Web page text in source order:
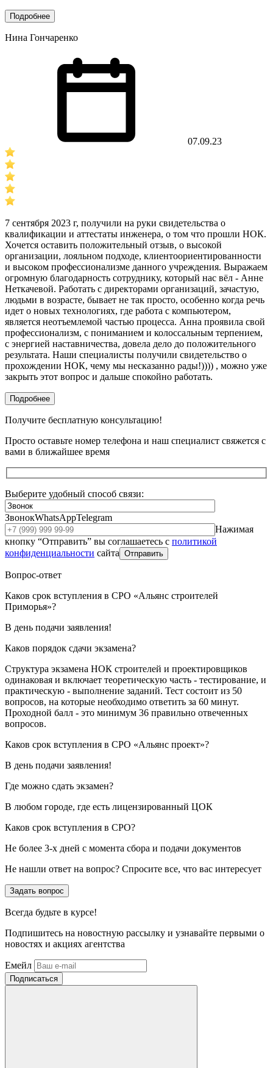
Подробнее
Нина Гончаренко
07.09.23
7 сентября 2023 г, получили на руки свидетельства о
квалификации и аттестаты инженера, о том что прошли НОК.
Хочется оставить положительный отзыв, о высокой
организации, лояльном подходе, клиентоориентированности
и высоком профессионализме данного учреждения. Выражаем
огромную благодарность сотруднику, который нас вёл - Анне
Неткачевой. Работать с директорами организаций, зачастую,
людьми в возрасте, бывает не так просто, особенно когда речь
идет о новых технологиях, где работа с компьютером,
является неотъемлемой частью процесса. Анна проявила свой
профессионализм, с пониманием и колоссальным терпением,
с энергией наставничества, довела дело до положительного
результата. Наши специалисты получили свидетельство о
прохождении НОК, чему мы несказанно рады!)))) , можно уже
закрыть этот вопрос и дальше спокойно работать.
Подробнее
Получите бесплатную консультацию!
Просто оставьте номер телефона и наш специалист свяжется с
вами в ближайшее время
Выберите удобный способ связи:
ЗвонокWhatsAppTelegram
Нажимая
кнопку “Отправить” вы соглашаетесь с политикой
конфиденциальности сайта Отправить
Вопрос-ответ
Каков срок вступления в СРО «Альянс строителей
Приморья»?
В день подачи заявления!
Каков порядок сдачи экзамена?
Структура экзамена НОК строителей и проектировщиков
одинаковая и включает теоретическую часть - тестирование, и
практическую - выполнение заданий. Тест состоит из 50
вопросов, на которые необходимо ответить за 60 минут.
Проходной балл - это минимум 36 правильно отвеченных
вопросов.
Каков срок вступления в СРО «Альянс проект»?
В день подачи заявления!
Где можно сдать экзамен?
В любом городе, где есть лицензированный ЦОК
Каков срок вступления в СРО?
Не более 3-х дней с момента сбора и подачи документов
Не нашли ответ на вопрос? Спросите все, что вас интересует
Задать вопрос
Всегда будьте в курсе!
Подпишитесь на новостную рассылку и узнавайте первыми о
новостях и акциях агентства
Емейл